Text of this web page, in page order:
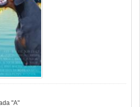
"A"